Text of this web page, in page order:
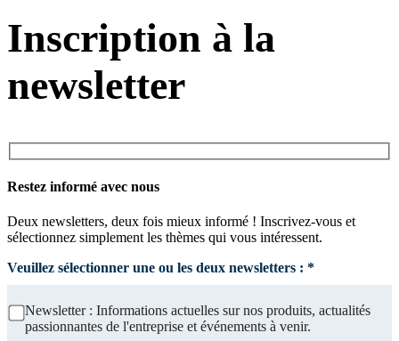
Inscription à la
newsletter
Restez informé avec nous
Deux newsletters, deux fois mieux informé ! Inscrivez-vous et
sélectionnez simplement les thèmes qui vous intéressent.
Veuillez sélectionner une ou les deux newsletters : *
Newsletter : Informations actuelles sur nos produits, actualités
passionnantes de l'entreprise et événements à venir.